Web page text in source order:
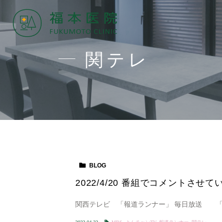
関テレ
BLOG
2022/4/20 番組でコメントさせて
関西テレビ 「報道ランナー」 毎日放送 「